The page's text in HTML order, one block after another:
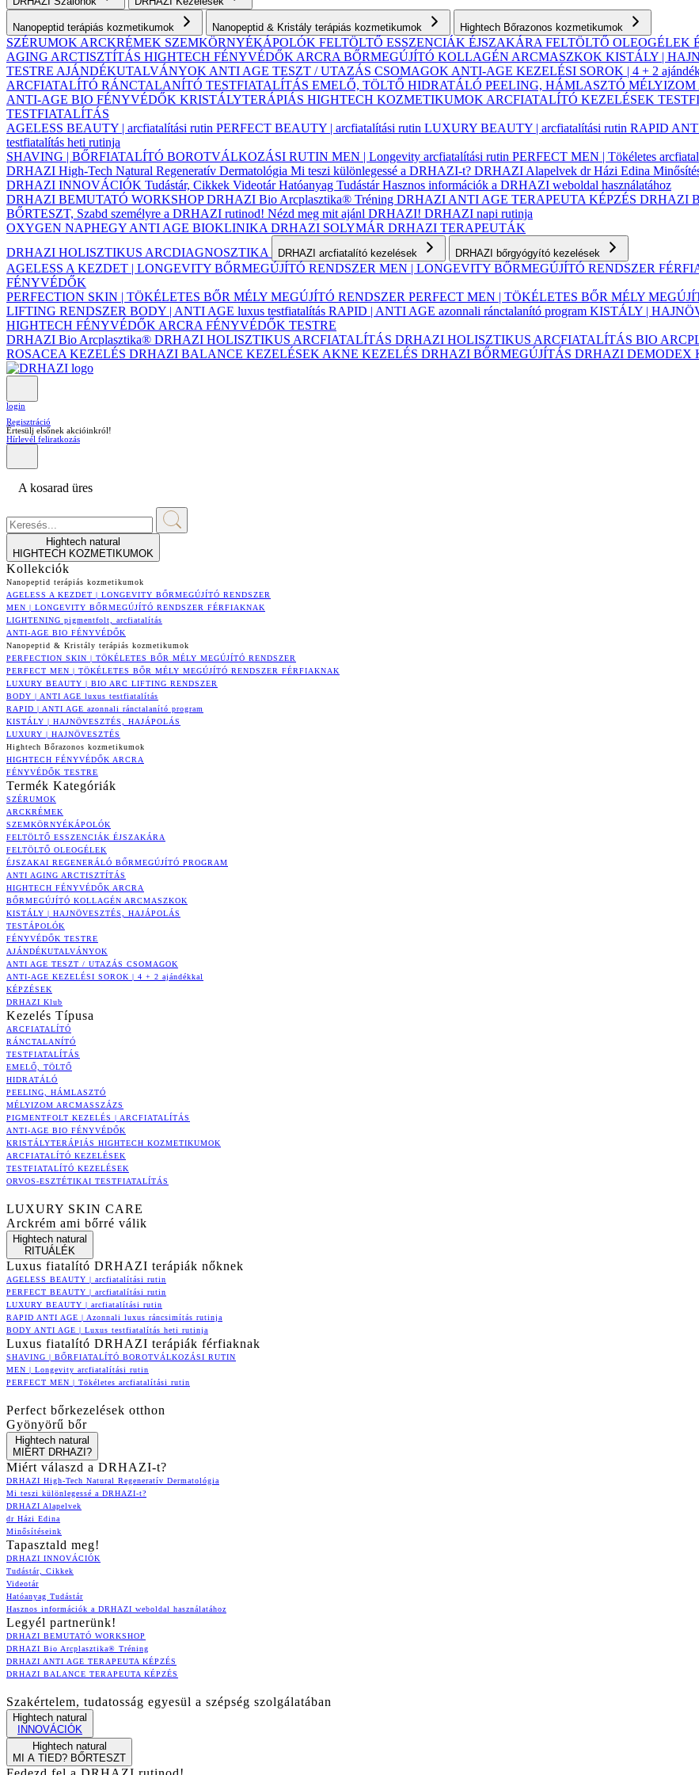
Nanopeptid terápiás kozmetikumok Nanopeptid & Kristály terápiás kozmetikumok Hightech Bőrazonos kozmetikumok
SZÉRUMOK ARCKRÉMEK SZEMKÖRNYÉKÁPOLÓK FELTÖLTŐ ESSZENCIÁK ÉJSZAKÁRA FELTÖLTŐ OLEOGÉLEK
AGING ARCTISZTÍTÁS HIGHTECH FÉNYVÉDŐK ARCRA BŐRMEGÚJÍTÓ KOLLAGÉN ARCMASZKOK KISTÁLY |
TESTRE AJÁNDÉKUTALVÁNYOK ANTI AGE TESZT / UTAZÁS CSOMAGOK ANTI-AGE KEZELÉSI SOROK | 4 + 2
ARCFIATALÍTÓ RÁNCTALANÍTÓ TESTFIATALÍTÁS EMELŐ, TÖLTŐ HIDRATÁLÓ PEELING, HÁMLASZTÓ MÉLYIZOM
ANTI-AGE BIO FÉNYVÉDŐK KRISTÁLYTERÁPIÁS HIGHTECH KOZMETIKUMOK ARCFIATALÍTÓ KEZELÉSEK
TESTFIATALÍTÁS
AGELESS BEAUTY | arcfiatalítási rutin PERFECT BEAUTY | arcfiatalítási rutin LUXURY BEAUTY | arcfiatalítási rutin RAPID
testfiatalítás heti rutinja
SHAVING | BŐRFIATALÍTÓ BOROTVÁLKOZÁSI RUTIN MEN | Longevity arcfiatalítási rutin PERFECT MEN | Tökéletes
DRHAZI High-Tech Natural Regeneratív Dermatológia Mi teszi különlegessé a DRHAZI-t? DRHAZI Alapelvek dr Házi Edina
DRHAZI INNOVÁCIÓK Tudástár, Cikkek VideotárHatóanyag TudástárHasznos információk a DRHAZI weboldal használatához
DRHAZI BEMUTATÓ WORKSHOPDRHAZI Bio Arcplasztika® Tréning DRHAZI ANTI AGE TERAPEUTA KÉPZÉS DRHAZI
BŐRTESZT, Szabd személyre a DRHAZI rutinod! Nézd meg mit ajánl DRHAZI! DRHAZI napi rutinja
OXYGEN NAPHEGY ANTI AGE BIOKLINIKA DRHAZI SOLYMÁR DRHAZI TERAPEUTÁK
DRHAZI HOLISZTIKUS ARCDIAGNOSZTIKA
DRHAZI arcfiatalító kezelések DRHAZI bőrgyógyító kezelések
AGELESS A KEZDET | LONGEVITY BŐRMEGÚJÍTÓ RENDSZER MEN | LONGEVITY BŐRMEGÚJÍTÓ RENDSZER
FÉNYVÉDŐK
PERFECTION SKIN | TÖKÉLETES BŐR MÉLY MEGÚJÍTÓ RENDSZER PERFECT MEN | TÖKÉLETES BŐR MÉLY
LIFTING RENDSZER BODY | ANTI AGE luxus testfiatalítás RAPID | ANTI AGE azonnali ránctalanító program KISTÁLY |
HIGHTECH FÉNYVÉDŐK ARCRA FÉNYVÉDŐK TESTRE
DRHAZI Bio Arcplasztika® DRHAZI HOLISZTIKUS ARCFIATALÍTÁS DRHAZI HOLISZTIKUS ARCFIATALÍTÁS BIO
ROSACEA KEZELÉS DRHAZI BALANCE KEZELÉSEK AKNE KEZELÉS DRHAZI BŐRMEGÚJÍTÁS DRHAZI DEMODEX
login
Regisztráció
Értesülj elsőnek akcióinkról!
Hírlevél feliratkozás
A kosarad üres
Hightech natural
HIGHTECH KOZMETIKUMOK
Kollekciók
Nanopeptid terápiás kozmetikumok
AGELESS A KEZDET | LONGEVITY BŐRMEGÚJÍTÓ RENDSZER
MEN | LONGEVITY BŐRMEGÚJÍTÓ RENDSZER FÉRFIAKNAK
LIGHTENING pigmentfolt, arcfiatalítás
ANTI-AGE BIO FÉNYVÉDŐK
Nanopeptid & Kristály terápiás kozmetikumok
PERFECTION SKIN | TÖKÉLETES BŐR MÉLY MEGÚJÍTÓ RENDSZER
PERFECT MEN | TÖKÉLETES BŐR MÉLY MEGÚJÍTÓ RENDSZER FÉRFIAKNAK
LUXURY BEAUTY | BIO ARC LIFTING RENDSZER
BODY | ANTI AGE luxus testfiatalítás
RAPID | ANTI AGE azonnali ránctalanító program
KISTÁLY | HAJNÖVESZTÉS, HAJÁPOLÁS
LUXURY | HAJNÖVESZTÉS
Hightech Bőrazonos kozmetikumok
HIGHTECH FÉNYVÉDŐK ARCRA
FÉNYVÉDŐK TESTRE
Termék Kategóriák
SZÉRUMOK
ARCKRÉMEK
SZEMKÖRNYÉKÁPOLÓK
FELTÖLTŐ ESSZENCIÁK ÉJSZAKÁRA
FELTÖLTŐ OLEOGÉLEK
ÉJSZAKAI REGENERÁLÓ BŐRMEGÚJÍTÓ PROGRAM
ANTI AGING ARCTISZTÍTÁS
HIGHTECH FÉNYVÉDŐK ARCRA
BŐRMEGÚJÍTÓ KOLLAGÉN ARCMASZKOK
KISTÁLY | HAJNÖVESZTÉS, HAJÁPOLÁS
TESTÁPOLÓK
FÉNYVÉDŐK TESTRE
AJÁNDÉKUTALVÁNYOK
ANTI AGE TESZT / UTAZÁS CSOMAGOK
ANTI-AGE KEZELÉSI SOROK | 4 + 2 ajándékkal
KÉPZÉSEK
DRHAZI Klub
Kezelés Típusa
ARCFIATALÍTÓ
RÁNCTALANÍTÓ
TESTFIATALÍTÁS
EMELŐ, TÖLTŐ
HIDRATÁLÓ
PEELING, HÁMLASZTÓ
MÉLYIZOM ARCMASSZÁZS
PIGMENTFOLT KEZELÉS | ARCFIATALÍTÁS
ANTI-AGE BIO FÉNYVÉDŐK
KRISTÁLYTERÁPIÁS HIGHTECH KOZMETIKUMOK
ARCFIATALÍTÓ KEZELÉSEK
TESTFIATALÍTÓ KEZELÉSEK
ORVOS-ESZTÉTIKAI TESTFIATALÍTÁS
LUXURY SKIN CARE
Arckrém ami bőrré válik
Hightech natural
RITUÁLÉK
Luxus fiatalító DRHAZI terápiák nőknek
AGELESS BEAUTY | arcfiatalítási rutin
PERFECT BEAUTY | arcfiatalítási rutin
LUXURY BEAUTY | arcfiatalítási rutin
RAPID ANTI AGE | Azonnali luxus ráncsimítás rutinja
BODY ANTI AGE | Luxus testfiatalítás heti rutinja
Luxus fiatalító DRHAZI terápiák férfiaknak
SHAVING | BŐRFIATALÍTÓ BOROTVÁLKOZÁSI RUTIN
MEN | Longevity arcfiatalítási rutin
PERFECT MEN | Tökéletes arcfiatalítási rutin
Perfect bőrkezelések otthon
Gyönyörű bőr
Hightech natural
MIÉRT DRHAZI?
Miért válaszd a DRHAZI-t?
DRHAZI High-Tech Natural Regeneratív Dermatológia
Mi teszi különlegessé a DRHAZI-t?
DRHAZI Alapelvek
dr Házi Edina
Minősítéseink
Tapasztald meg!
DRHAZI INNOVÁCIÓK
Tudástár, Cikkek
Videotár
Hatóanyag Tudástár
Hasznos információk a DRHAZI weboldal használatához
Legyél partnerünk!
DRHAZI BEMUTATÓ WORKSHOP
DRHAZI Bio Arcplasztika® Tréning
DRHAZI ANTI AGE TERAPEUTA KÉPZÉS
DRHAZI BALANCE TERAPEUTA KÉPZÉS
Szakértelem, tudatosság egyesül a szépség szolgálatában
Hightech natural
INNOVÁCIÓK
Hightech natural
MI A TIED? BŐRTESZT